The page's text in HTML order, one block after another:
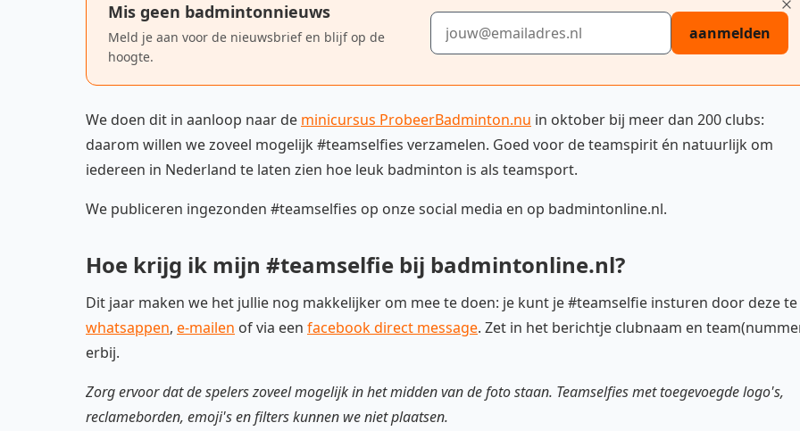
Mis geen badmintonnieuws
Meld je aan voor de nieuwsbrief en blijf op de
hoogte.
E-mailadres
aanmelden
We doen dit in aanloop naar de minicursus ProbeerBadminton.nu in oktober bij meer dan 200 clubs:
daarom willen we zoveel mogelijk #teamselfies verzamelen. Goed voor de teamspirit én natuurlijk om
iedereen in Nederland te laten zien hoe leuk badminton is als teamsport.
We publiceren ingezonden #teamselfies op onze social media en op badmintonline.nl.
Hoe krijg ik mijn #teamselfie bij badmintonline.nl?
Dit jaar maken we het jullie nog makkelijker om mee te doen: je kunt je #teamselfie insturen door deze te
whatsappen, e-mailen of via een facebook direct message. Zet in het berichtje clubnaam en
erbij.
Zorg ervoor dat de spelers zoveel mogelijk in het midden van de foto staan. Teamselfies met toegevoegde logo's,
reclameborden, emoji's en filters kunnen we niet plaatsen.